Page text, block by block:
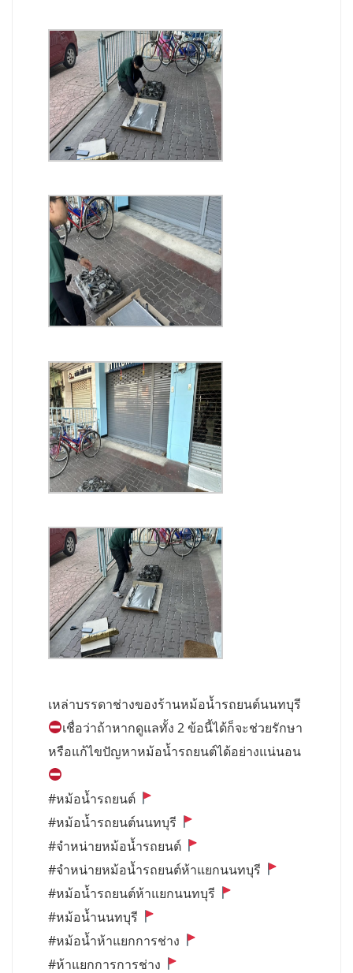
เหล่าบรรดาช่างของร้านหม้อน้ำรถยนต์นนทบุรี
เชื่อว่าถ้าหากดูแลทั้ง 2 ข้อนี้ได้ก็จะช่วยรักษา
หรือแก้ไขปัญหาหม้อน้ำรถยนต์ได้อย่างแน่นอน
#หม้อน้ำรถยนต์
#หม้อน้ำรถยนต์นนทบุรี
#จำหน่ายหม้อน้ำรถยนต์
#จำหน่ายหม้อน้ำรถยนต์ห้าแยกนนทบุรี
#หม้อน้ำรถยนต์ห้าแยกนนทบุรี
#หม้อน้ำนนทบุรี
#หม้อน้ำห้าแยกการช่าง
#ห้าแยกการการช่าง